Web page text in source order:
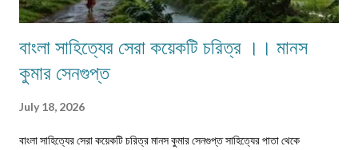
বাংলা সাহিত্যের সেরা কয়েকটি চরিত্র ।। মানস
কুমার সেনগুপ্ত
July 18, 2026
বাংলা সাহিত্যের সেরা কয়েকটি চরিত্র মানস কুমার সেনগুপ্ত সাহিত্যের পাতা থেকে